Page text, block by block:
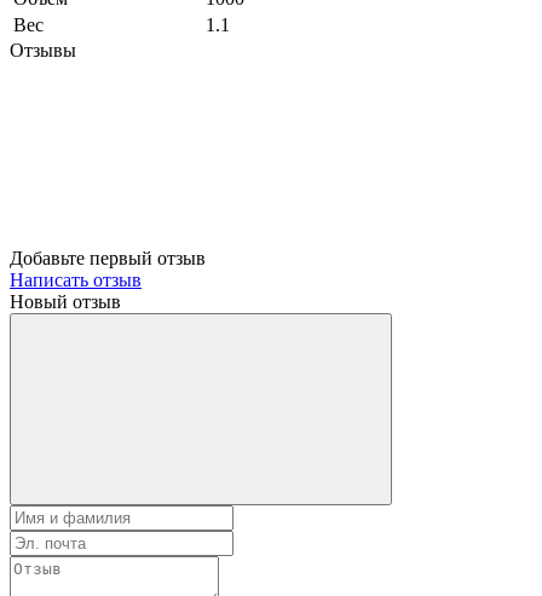
Вес
1.1
Отзывы
Добавьте первый отзыв
Написать отзыв
Новый отзыв